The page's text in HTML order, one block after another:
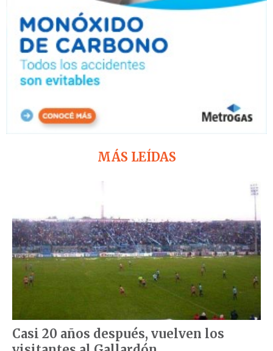
MÁS LEÍDAS
Casi 20 años después, vuelven los